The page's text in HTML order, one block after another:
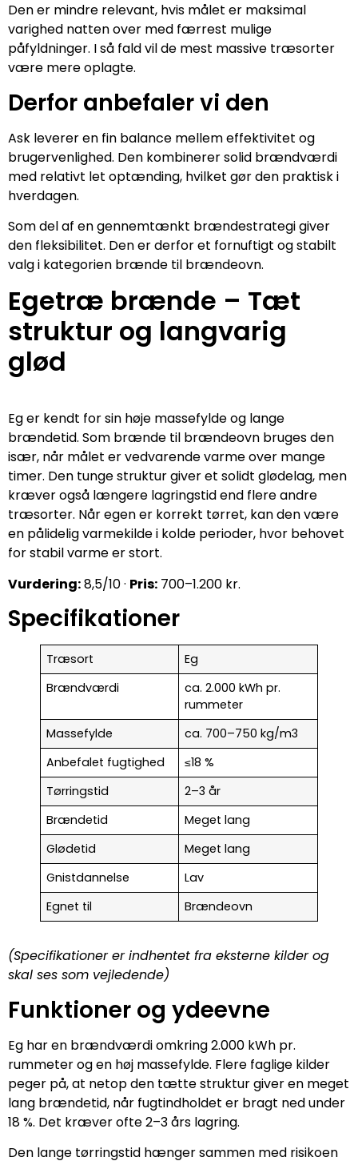
Den er mindre relevant, hvis målet er maksimal
varighed natten over med færrest mulige
påfyldninger. I så fald vil de mest massive træsorter
være mere oplagte.
Derfor anbefaler vi den
Ask leverer en fin balance mellem effektivitet og
brugervenlighed. Den kombinerer solid brændværdi
med relativt let optænding, hvilket gør den praktisk i
hverdagen.
Som del af en gennemtænkt brændestrategi giver
den fleksibilitet. Den er derfor et fornuftigt og stabilt
valg i kategorien brænde til brændeovn.
Egetræ brænde – Tæt
struktur og langvarig
glød
Eg er kendt for sin høje massefylde og lange
brændetid. Som brænde til brændeovn bruges den
især, når målet er vedvarende varme over mange
timer. Den tunge struktur giver et solidt glødelag, men
kræver også længere lagringstid end flere andre
træsorter. Når egen er korrekt tørret, kan den være
en pålidelig varmekilde i kolde perioder, hvor behovet
for stabil varme er stort.
Vurdering:8,5/10 · Pris: 700–1.200 kr.
Specifikationer
Træsort
Eg
Brændværdi
ca. 2.000 kWh pr.
rummeter
Massefylde
ca. 700–750 kg/m3
Anbefalet fugtighed
≤18 %
Tørringstid
2–3 år
Brændetid
Meget lang
Glødetid
Meget lang
Gnistdannelse
Lav
Egnet til
Brændeovn
(Specifikationer er indhentet fra eksterne kilder og
skal ses som vejledende)
Funktioner og ydeevne
Eg har en brændværdi omkring 2.000 kWh pr.
rummeter og en høj massefylde. Flere faglige kilder
peger på, at netop den tætte struktur giver en meget
lang brændetid, når fugtindholdet er bragt ned under
18 %. Det kræver ofte 2–3 års lagring.
Den lange tørringstid hænger sammen med risikoen